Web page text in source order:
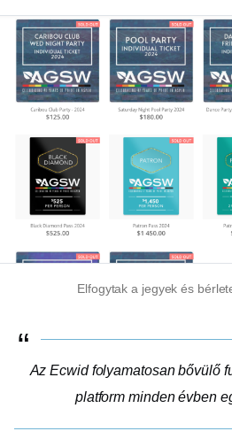
Elfogytak a jegyek és
Az Ecwid folyamatosan bővülő
platform minden évben